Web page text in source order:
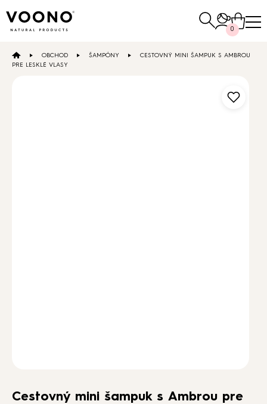
E-SHOP
0
Hľadať:
OBCHOD ŠAMPÓNY
CESTOVNÝ MINI ŠAMPUK S AMBROU
PRE LESKLÉ VLASY
Cestovný mini šampuk s Ambrou pre